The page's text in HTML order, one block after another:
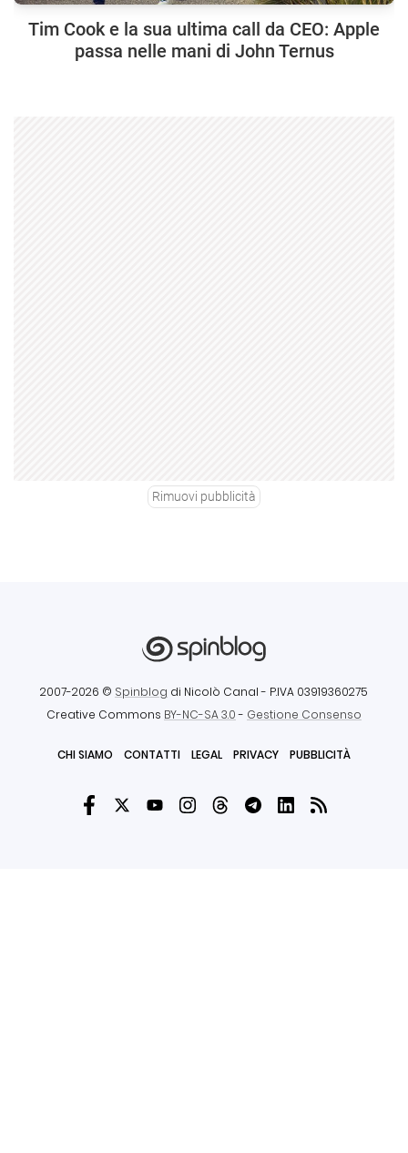
Tim Cook e la sua ultima call da CEO: Apple
passa nelle mani di John Ternus
Rimuovi pubblicità
2007-2026 © Spinblog di Nicolò Canal - P.IVA 03919360275
Creative Commons BY-NC-SA 3.0- Gestione Consenso
CHI SIAMO CONTATTI LEGAL PRIVACY PUBBLICITÀ